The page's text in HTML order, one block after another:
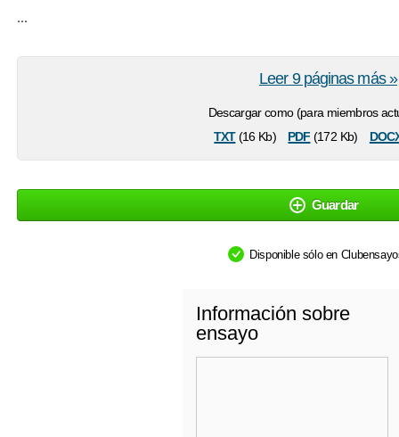
...
Descargar como (para miembros
txt(16 Kb) pdf (172 Kb)
Leer 9 páginas más »
Guardar
Disponible sólo en
Información sobre
ensayo